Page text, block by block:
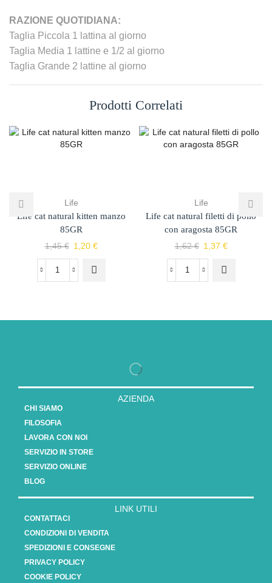
RAZIONE QUOTIDIANA:
Taglia Piccola 1 lattina al giorno
Taglia Media 1 lattine e 1/2 al giorno
Taglia Grande 2 lattine al giorno
Prodotti Correlati
Life
Life cat natural kitten manzo
85GR
1,45€ 1,20 €
Life
Life cat natural filetti di pollo
con aragosta 85GR
1,62€ 1,37 €
AZIENDA
CHI SIAMO
FILOSOFIA
LAVORA CON NOI
SERVIZIO IN STORE
SERVIZIO ONLINE
BLOG
LINK UTILI
CONTATTACI
CONDIZIONI DI VENDITA
SPEDIZIONI E CONSEGNE
PRIVACY POLICY
COOKIE POLICY